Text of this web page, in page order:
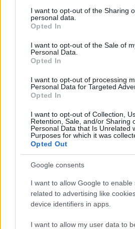
not limited to your visit or usage
grant or deny consent to Google and
use your data for below specified
consent section.
I want to opt-out of the Sharing
personal data.
Opted In
I want to opt-out of the Sale of
Personal Data.
Opted In
I want to opt-out of processing
Personal Data for Targeted
Opted In
I want to opt-out of Collection,
Retention, Sale, and/or Sharing
Personal Data that Is Unrelated
Purposes for which it was
Opted Out
Google consents
I want to allow Google to enable
related to advertising like
device identifiers in apps.
I want to allow my user data to
2012. március 27.
és hf-el kiruccantunk
városba, hogy megpróbáljuk
biztos, hogy a március 15.
mindenre elég volt, de a